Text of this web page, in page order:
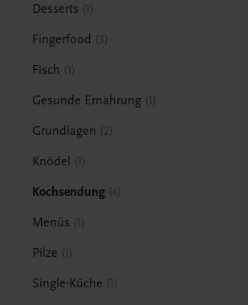
Desserts 1
Fingerfood 3
Fisch 1
Gesunde Ernährung 1
Grundlagen 2
Knödel 1
Kochsendung 4
Menüs 1
Pilze 1
Single-Küche 1